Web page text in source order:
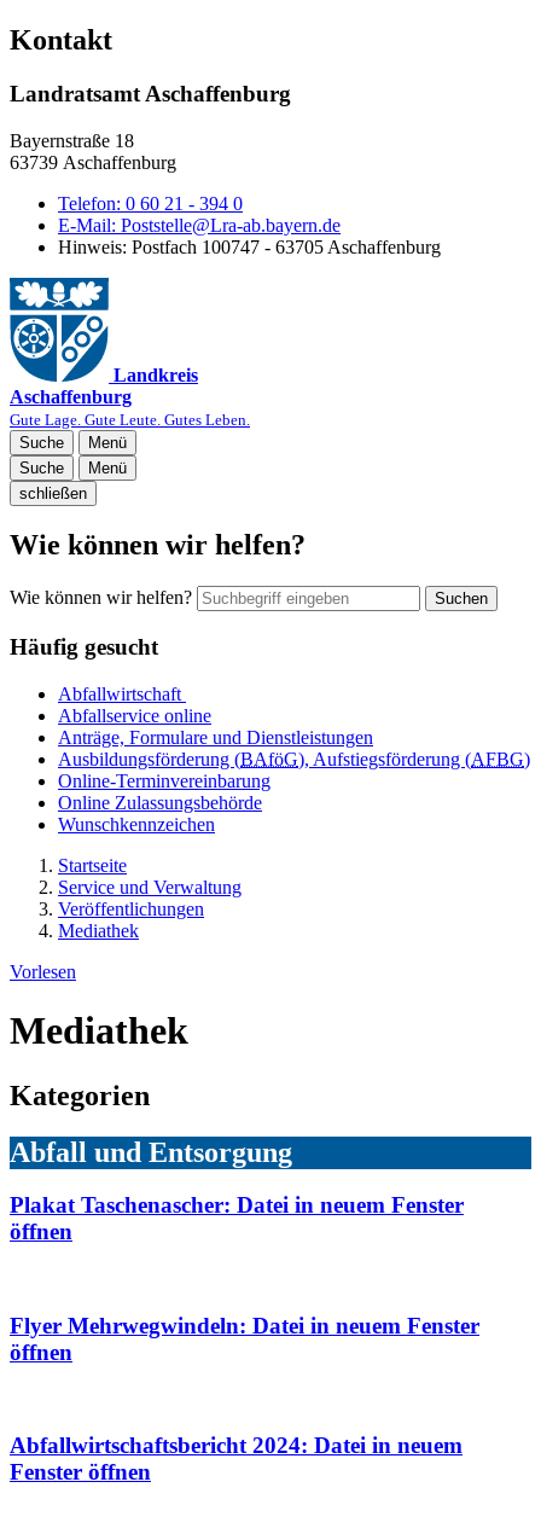
Kontakt
Landratsamt Aschaffenburg
Bayernstraße 18
63739 Aschaffenburg
Telefon: 0 60 21 - 394 0
E-Mail: Poststelle@Lra-ab.bayern.de
Hinweis: Postfach 100747 - 63705 Aschaffenburg
Landkreis
Aschaffenburg
Gute Lage. Gute Leute. Gutes Leben.
Suche
Menü
Suche
Menü
schließen
Wie können wir helfen?
Wie können wir helfen? Suchen
Häufig gesucht
Abfallwirtschaft
Abfallservice online
Anträge, Formulare und Dienstleistungen
Ausbildungsförderung (BAföG), Aufstiegsförderung (AFBG)
Online-Terminvereinbarung
Online Zulassungsbehörde
Wunschkennzeichen
Startseite
Service und Verwaltung
Veröffentlichungen
Mediathek
Vorlesen
Mediathek
Kategorien
Abfall und Entsorgung
Plakat Taschenascher: Datei in neuem Fenster
öffnen
Flyer Mehrwegwindeln: Datei in neuem Fenster
öffnen
Abfallwirtschaftsbericht 2024: Datei in neuem
Fenster öffnen